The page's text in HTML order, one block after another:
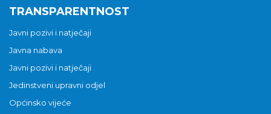
TRANSPARENTNOST
Javni pozivi i natječaji
Javna nabava
Javni pozivi i natječaji
Jedinstveni upravni odjel
Općinsko vijeće